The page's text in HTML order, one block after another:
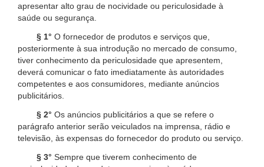
apresentar alto grau de nocividade ou periculosidade à
saúde ou segurança.
§ 1° O fornecedor de produtos e serviços que,
posteriormente à sua introdução no mercado de consumo,
tiver conhecimento da periculosidade que apresentem,
deverá comunicar o fato imediatamente às autoridades
competentes e aos consumidores, mediante anúncios
publicitários.
§ 2° Os anúncios publicitários a que se refere o
parágrafo anterior serão veiculados na imprensa, rádio e
televisão, às expensas do fornecedor do produto ou serviço.
§ 3° Sempre que tiverem conhecimento de